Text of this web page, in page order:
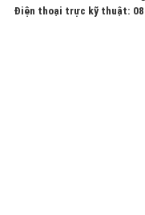
Điện thoại trực kỹ thuật: